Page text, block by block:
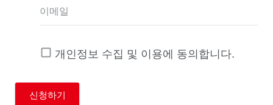
이메일
개인정보 수집 및 이용에 동의합니다.